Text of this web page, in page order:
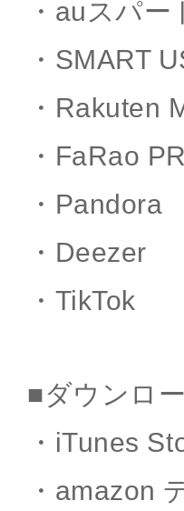
・auスパ
・SMART
・Rakuten
・FaRao
・Pandora
・Deezer
・TikTok
■ダウンロ
・iTunes
・amazon